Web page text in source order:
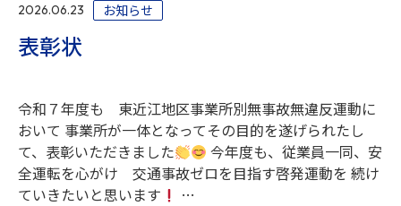
2026.06.23 お知らせ
表彰状
令和７年度も 東近江地区事業所別無事故無違反運動に
おいて 事業所が一体となってその目的を遂げられたし
て、表彰いただきました
今年度も、従業員一同、安
全運転を心がけ 交通事故ゼロを目指す啓発運動を 続け
ていきたいと思います
…